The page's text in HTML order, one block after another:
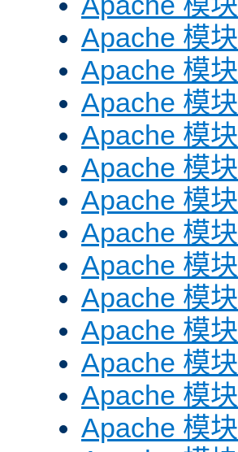
Apache 模
Apache 模
Apache 模
Apache 模
Apache 模
Apache 模
Apache 模
Apache 模
Apache 模
Apache 模
Apache 模
Apache 模
Apache 模